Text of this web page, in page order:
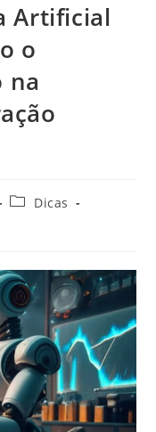
Artificial
o
na
Dicas